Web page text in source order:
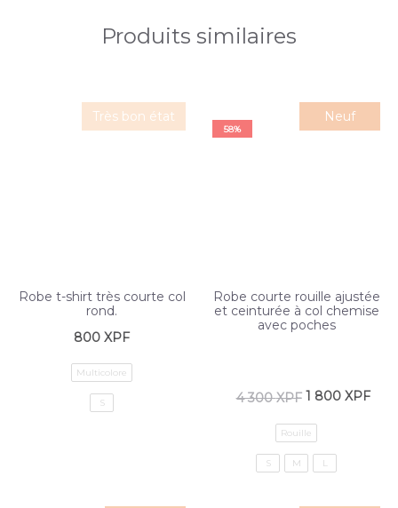
Produits similaires
Très bon état
Robe t-shirt très courte col
rond.
800 XPF
Multicolore
S
Neuf
58%
Robe courte rouille ajustée
et ceinturée à col chemise
avec poches
4 300XPF 1 800 XPF
Rouille
S M L